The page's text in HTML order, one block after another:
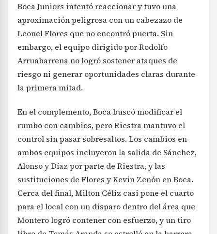
Boca Juniors intentó reaccionar y tuvo una
aproximación peligrosa con un cabezazo de
Leonel Flores que no encontró puerta. Sin
embargo, el equipo dirigido por Rodolfo
Arruabarrena no logró sostener ataques de
riesgo ni generar oportunidades claras durante
la primera mitad.
En el complemento, Boca buscó modificar el
rumbo con cambios, pero Riestra mantuvo el
control sin pasar sobresaltos. Los cambios en
ambos equipos incluyeron la salida de Sánchez,
Alonso y Díaz por parte de Riestra, y las
sustituciones de Flores y Kevin Zenón en Boca.
Cerca del final, Milton Céliz casi pone el cuarto
para el local con un disparo dentro del área que
Montero logró contener con esfuerzo, y un tiro